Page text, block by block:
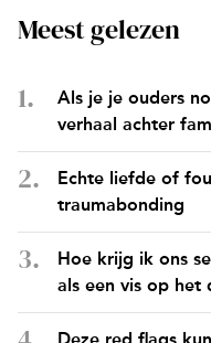
Meest gelezen
Als je je ouders
verhaal achter
Echte liefde of
traumabonding
Hoe krijg ik ons
als een vis op het